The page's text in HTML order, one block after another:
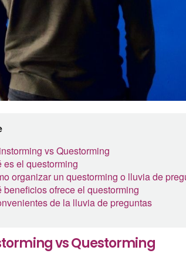
vs Questorming
es el questorming
organizar un questorming o lluvia de
beneficios ofrece el questorming
de la lluvia de preguntas
vs Questorming